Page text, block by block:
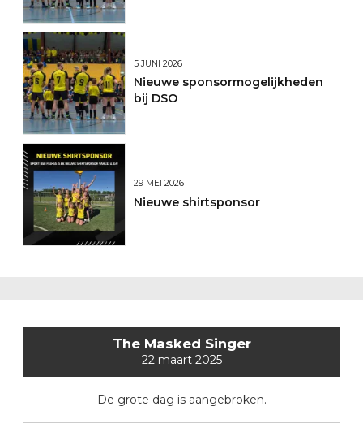
5 JUNI 2026
Nieuwe sponsormogelijkheden
bij DSO
29 MEI 2026
Nieuwe shirtsponsor
The Masked Singer
22 maart 2025
De grote dag is aangebroken.